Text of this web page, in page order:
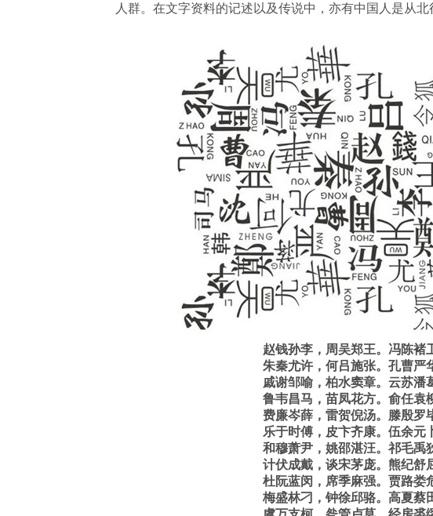
人群。在文字资料的记述以及传说中，亦有中国人是从北
赵钱孙李，周吴郑王。冯陈褚
朱秦尤许，何吕施张。孔曹严
戚谢邹喻，柏水窦章。云苏潘
鲁韦昌马，苗凤花方。俞任袁
费廉岑薛，雷贺倪汤。滕殷罗
乐于时傅，皮卞齐康。伍余元
和穆萧尹，姚邵湛汪。祁毛禹
计伏成戴，谈宋茅庞。熊纪舒
杜阮蓝闵，席季麻强。贾路娄
梅盛林刁，钟徐邱骆。高夏蔡